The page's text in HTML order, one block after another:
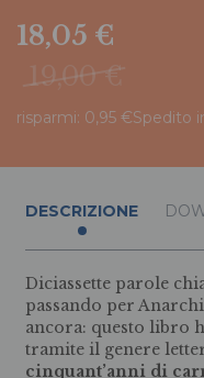
19,00 €
18,05 €
risparmi: 0,95 €Spedito
DESCRIZIONE
Diciassette parole
passando per
ancora: questo libro
tramite il genere
cinquant’anni di